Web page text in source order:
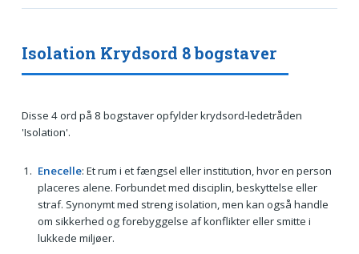
Isolation Krydsord 8 bogstaver
Disse 4 ord på 8 bogstaver opfylder krydsord-ledetråden
'Isolation'.
Enecelle: Et rum i et fængsel eller institution, hvor en person
placeres alene. Forbundet med disciplin, beskyttelse eller
straf. Synonymt med streng isolation, men kan også handle
om sikkerhed og forebyggelse af konflikter eller smitte i
lukkede miljøer.